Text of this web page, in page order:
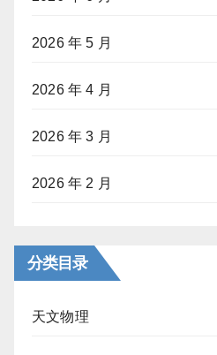
2026 年 5 月
2026 年 4 月
2026 年 3 月
2026 年 2 月
分类目录
天文物理